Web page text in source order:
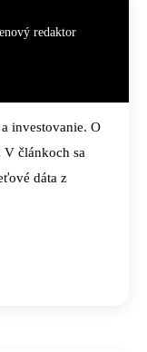
redaktor
investovanie. O
V článkoch sa
dáta z